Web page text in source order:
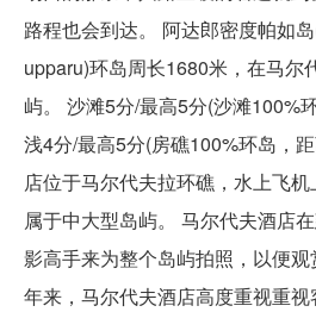
路程也会到达。 阿达郎密度帕如
upparu)环岛周长1680米，在马尔
屿。 沙滩5分/最高5分(沙滩100%
浅4分/最高5分(房礁100%环岛，
店位于马尔代夫拉环礁，水上飞机
属于中大型岛屿。 马尔代夫酒店
影高手来为整个岛屿拍照，以便
年来，马尔代夫酒店高度重视重